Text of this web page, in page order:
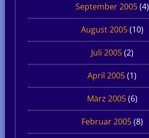
September 2005(4)
August 2005(10)
Juli 2005(2)
April 2005(1)
März 2005(6)
Februar 2005(8)